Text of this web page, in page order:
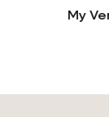
My